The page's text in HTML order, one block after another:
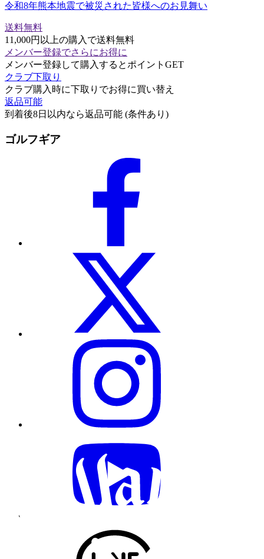
令和8年熊本地震で被災された皆様へのお見舞い
送料無料
11,000円以上の購入で送料無料
メンバー登録でさらにお得に
メンバー登録して購入するとポイントGET
クラブ下取り
クラブ購入時に下取りでお得に買い替え
返品可能
到着後8日以内なら返品可能 (条件あり)
ゴルフギア